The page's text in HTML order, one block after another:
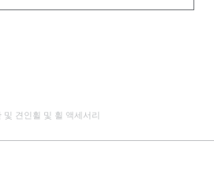
및 견인휠 및 휠 액세서리